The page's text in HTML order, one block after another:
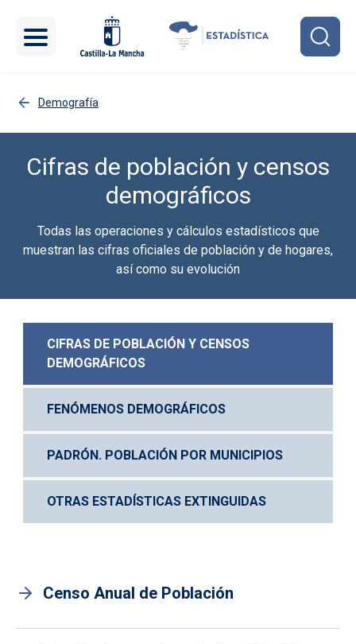
Demografía
Cifras de población y censos
demográficos
Todas las operaciones y cálculos estadísticos que
muestran las cifras oficiales de población y de hogares,
así como su evolución
CIFRAS DE POBLACIÓN Y CENSOS
DEMOGRÁFICOS
FENÓMENOS DEMOGRÁFICOS
PADRÓN. POBLACIÓN POR MUNICIPIOS
OTRAS ESTADÍSTICAS EXTINGUIDAS
Censo Anual de Población